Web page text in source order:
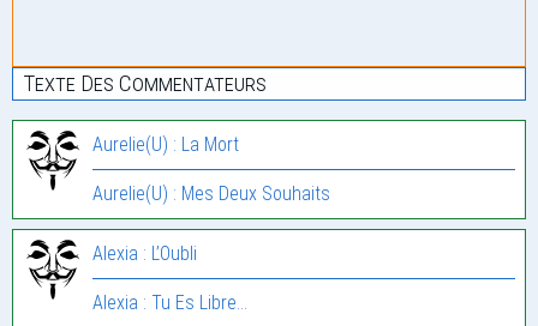
Texte Des Commentateurs
Aurelie(U) : La Mort
Aurelie(U) : Mes Deux Souhaits
Alexia : L’Oubli
Alexia : Tu Es Libre…